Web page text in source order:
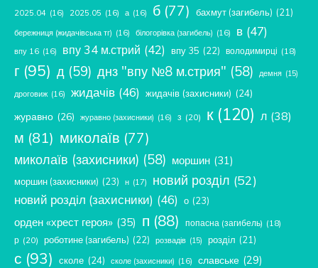
2025.04 (16) 2025.05 (16) а (16) б (77) бахмут (загибель) (21)
бережниця (жидачівська тг) (16) білогорівка (загибель) (16) в (47)
впу 16 (16) впу 34 м.стрий (42) впу 35 (22) володимирці (18)
г (95) д (59) днз "впу №8 м.стрия" (58) демня (15)
дроговиж (16) жидачів (46) жидачів (захисники) (24)
журавно (26) журавно (захисники) (16) з (20) к (120) л (38)
м (81) миколаїв (77)
миколаїв (захисники) (58) моршин (31)
моршин (захисники) (23) н (17) новий розділ (52)
новий розділ (захисники) (46) о (23)
орден «хрест героя» (35) п (88) попасна (загибель) (18)
р (20) роботине (загибель) (22) розвадів (15) розділ (21)
с (93) сколе (24) сколе (захисники) (16) славське (29)